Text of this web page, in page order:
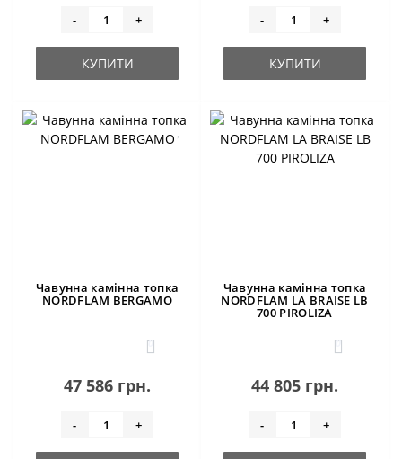
- +
КУПИТИ
- +
КУПИТИ
Чавунна камінна топка
NORDFLAM BERGAMO
0
47 586 грн.
- +
Чавунна камінна топка
NORDFLAM LA BRAІSE LB
700 PIROLIZA
0
44 805 грн.
- +